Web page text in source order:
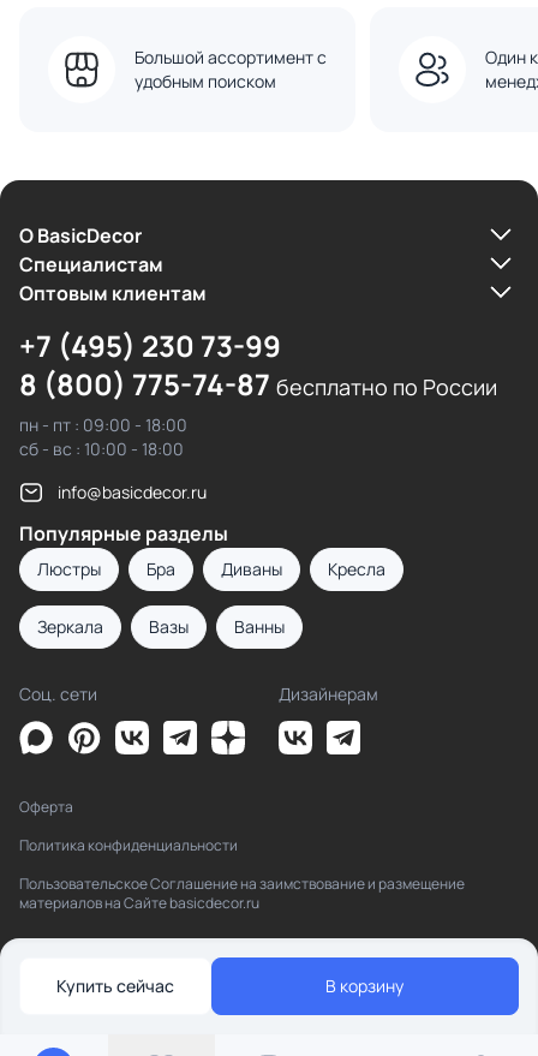
Большой ассортимент с
удобным поиском
Один
Купить сейчас В корзину
О BasicDecor
Cпециалистам
Оптовым клиентам
+7 (495) 230 73-99
8 (800) 775-74-87 бесплатно по России
пн - пт : 09:00 - 18:00
сб - вс : 10:00 - 18:00
info@basicdecor.ru
Популярные разделы
Люстры Бра Диваны Кресла
Зеркала Вазы Ванны
Соц. сети Дизайнерам
Оферта
Политика конфиденциальности
Пользовательское Соглашение на заимствование и размещение
материалов на Сайте basicdecor.ru